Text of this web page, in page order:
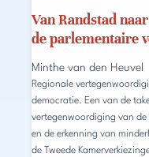
Van Randstad
de parlementaire
Minthe van den Heuvel
Regionale
democratie. Een van de
vertegenwoordiging van
en de erkenning van
de Tweede